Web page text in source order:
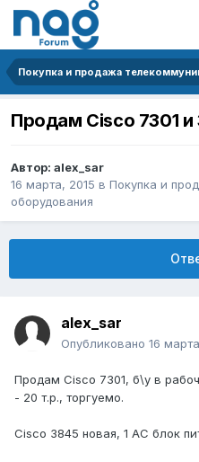
Продам Cisco 7301 и
Автор: alex_sar
16 марта, 2015 в Покупка и
оборудования
alex_sar
Опубликовано 16
Продам Cisco 7301, б\у в
- 20 т.р., торгуемо.
Cisco 3845 новая, 1 AC блок